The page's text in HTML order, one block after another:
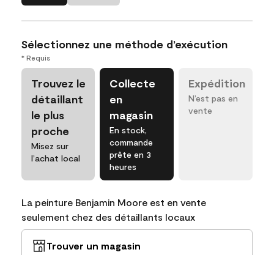
Sélectionnez une méthode d’exécution
* Requis
Trouvez le
détaillant
le plus
proche
Misez sur
l’achat local
Collecte
en
magasin
En stock,
commande
prête en 3
heures
Expédition
N’est pas en
vente
La peinture Benjamin Moore est en vente
seulement chez des détaillants locaux
Trouver un magasin